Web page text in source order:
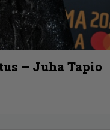
– Juha Tapio